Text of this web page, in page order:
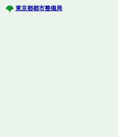
東京都都市整備局